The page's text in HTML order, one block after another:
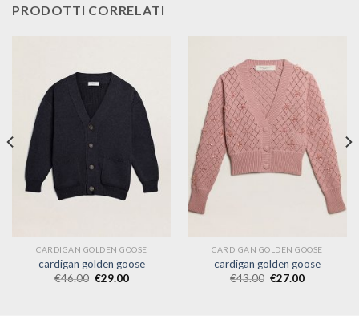
PRODOTTI CORRELATI
CARDIGAN GOLDEN GOOSE
cardigan golden goose
€46.00 €29.00
CARDIGAN GOLDEN GOOSE
cardigan golden goose
€43.00 €27.00